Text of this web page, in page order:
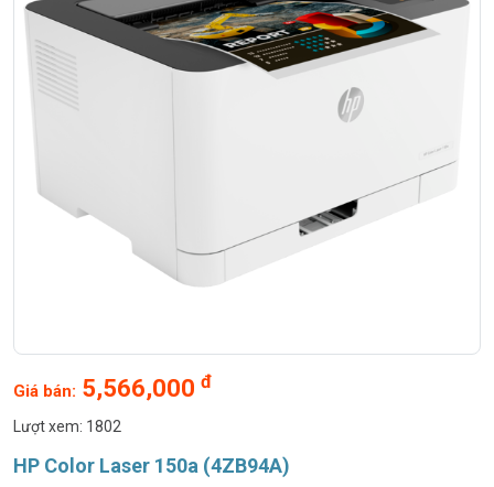
HP Color Laser 150a (4ZB94A)
Giá bán: 5,566,000 đ
Lượt xem: 1802